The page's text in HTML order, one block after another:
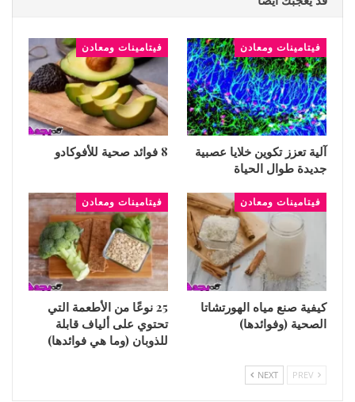
فيتامينات ومعادن
آلية تعزز تكوين خلايا عصبية
جديدة طوال الحياة
فيتامينات ومعادن
8 فوائد صحية للأفوكادو
فيتامينات ومعادن
كيفية صنع مياه الهورتشاتا
الصحية (وفوائدها)
فيتامينات ومعادن
25 نوعًا من الأطعمة التي
تحتوي على ألياف قابلة
للذوبان (وما هي فوائدها)
NEXT